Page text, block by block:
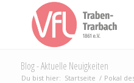
Blog - Aktuelle Neuigkeiten
Du bist hier: Startseite / Pokal